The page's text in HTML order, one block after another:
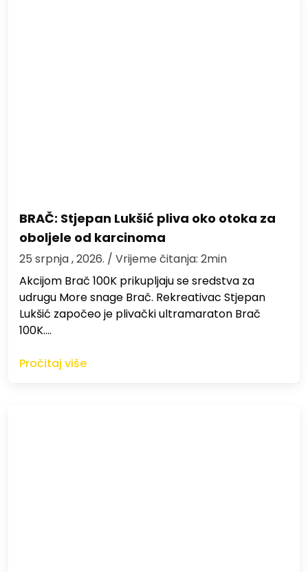
BRAČ: Stjepan Lukšić pliva oko otoka za
oboljele od karcinoma
25 srpnja , 2026. / Vrijeme čitanja: 2min
Akcijom Brač 100K prikupljaju se sredstva za
udrugu More snage Brač. Rekreativac Stjepan
Lukšić započeo je plivački ultramaraton Brač
100K.…
Pročitaj više